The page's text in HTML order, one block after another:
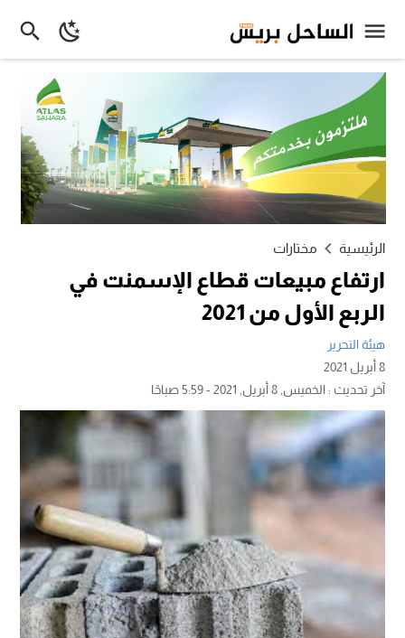
الرئيسية مختارات
ارتفاع مبيعات قطاع الإسمنت في
الربع الأول من 2021
هيئة التحرير
8 أبريل 2021
آخر تحديث :الخميس, 8 أبريل, 2021 - 5:59 صباحًا